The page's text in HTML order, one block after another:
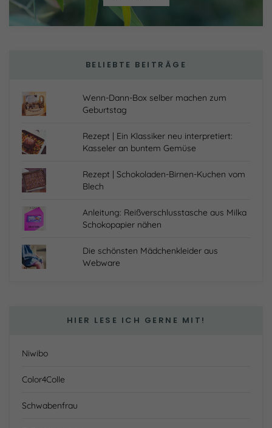
BELIEBTE BEITRÄGE
Wenn-Dann-Box selber machen zum
Geburtstag
Rezept | Ein Klassiker neu interpretiert:
Kasseler an buntem Gemüse
Rezept | Schokoladen-Birnen-Kuchen vom
Blech
Anleitung: Reißverschlusstasche aus Milka
Schokopapier nähen
Die schönsten Mädchenkleider aus
Webware
HIER LESE ICH GERNE MIT!
Niwibo
Color4Colle
Schwabenfrau